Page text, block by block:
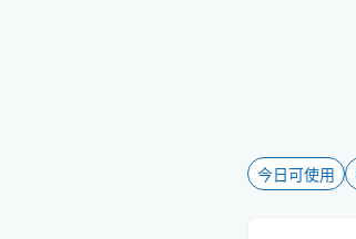
今日可使用